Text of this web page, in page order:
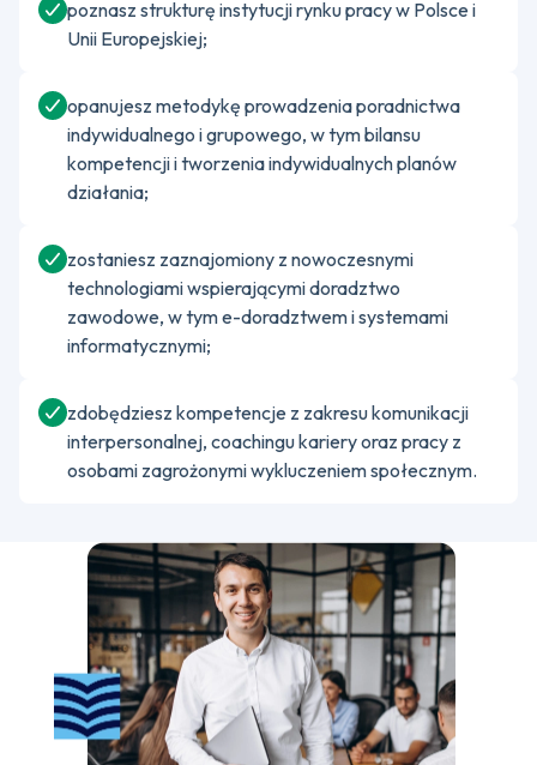
poznasz strukturę instytucji rynku pracy w Polsce i
Unii Europejskiej;
opanujesz metodykę prowadzenia poradnictwa
indywidualnego i grupowego, w tym bilansu
kompetencji i tworzenia indywidualnych planów
działania;
zostaniesz zaznajomiony z nowoczesnymi
technologiami wspierającymi doradztwo
zawodowe, w tym e-doradztwem i systemami
informatycznymi;
zdobędziesz kompetencje z zakresu komunikacji
interpersonalnej, coachingu kariery oraz pracy z
osobami zagrożonymi wykluczeniem społecznym.